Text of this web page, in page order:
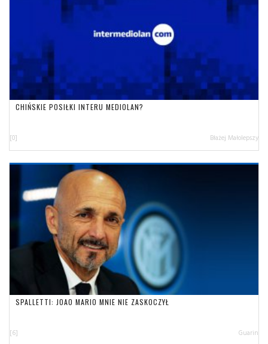
CHIŃSKIE POSIŁKI INTERU MEDIOLAN?
[0] Błażej Małolepszy
SPALLETTI: JOAO MARIO MNIE NIE ZASKOCZYŁ
[6] Guarin